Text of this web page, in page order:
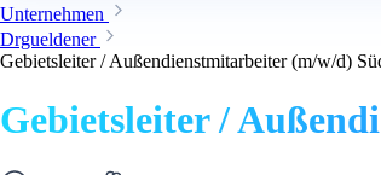
Unternehmen
Drgueldener
Gebietsleiter / Außendienstmitarbeiter (m/w/d)
Gebietsleiter /